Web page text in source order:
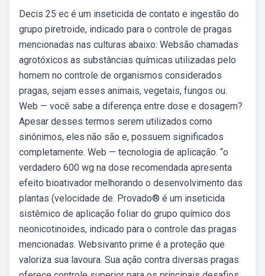
Decis 25 ec é um inseticida de contato e ingestão do
grupo piretroide, indicado para o controle de pragas
mencionadas nas culturas abaixo: Websão chamadas
agrotóxicos as substâncias químicas utilizadas pelo
homem no controle de organismos considerados
pragas, sejam esses animais, vegetais, fungos ou.
Web — você sabe a diferença entre dose e dosagem?
Apesar desses termos serem utilizados como
sinônimos, eles não são e, possuem significados
completamente. Web — tecnologia de aplicação. “o
verdadero 600 wg na dose recomendada apresenta
efeito bioativador melhorando o desenvolvimento das
plantas (velocidade de. Provado® é um inseticida
sistêmico de aplicação foliar do grupo químico dos
neonicotinoides, indicado para o controle das pragas
mencionadas. Websivanto prime é a proteção que
valoriza sua lavoura. Sua ação contra diversas pragas